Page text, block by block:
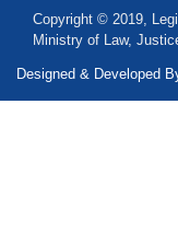
Copyright © 2019,
Ministry of Law,
Designed & Developed